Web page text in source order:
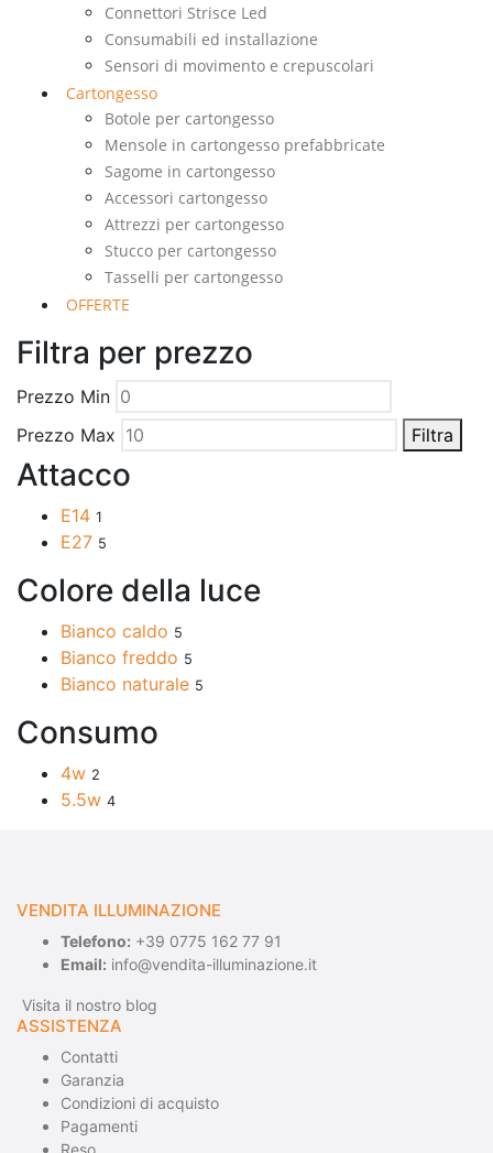
Connettori Strisce Led
Consumabili ed installazione
Sensori di movimento e crepuscolari
Cartongesso
Botole per cartongesso
Mensole in cartongesso prefabbricate
Sagome in cartongesso
Accessori cartongesso
Attrezzi per cartongesso
Stucco per cartongesso
Tasselli per cartongesso
OFFERTE
Filtra per prezzo
Prezzo Min
Prezzo Max
Filtra
Attacco
E14 1
E27 5
Colore della luce
Bianco caldo 5
Bianco freddo 5
Bianco naturale 5
Consumo
4w 2
5.5w 4
VENDITA ILLUMINAZIONE
Telefono: +39 0775 162 77 91
Email: info@vendita-illuminazione.it
Visita il nostro blog
ASSISTENZA
Contatti
Garanzia
Condizioni di acquisto
Pagamenti
Reso